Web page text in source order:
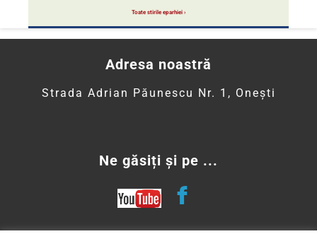
Toate stirile eparhiei ›
Adresa noastră
Strada Adrian Păunescu Nr. 1, Onești
Ne găsiți și pe ...